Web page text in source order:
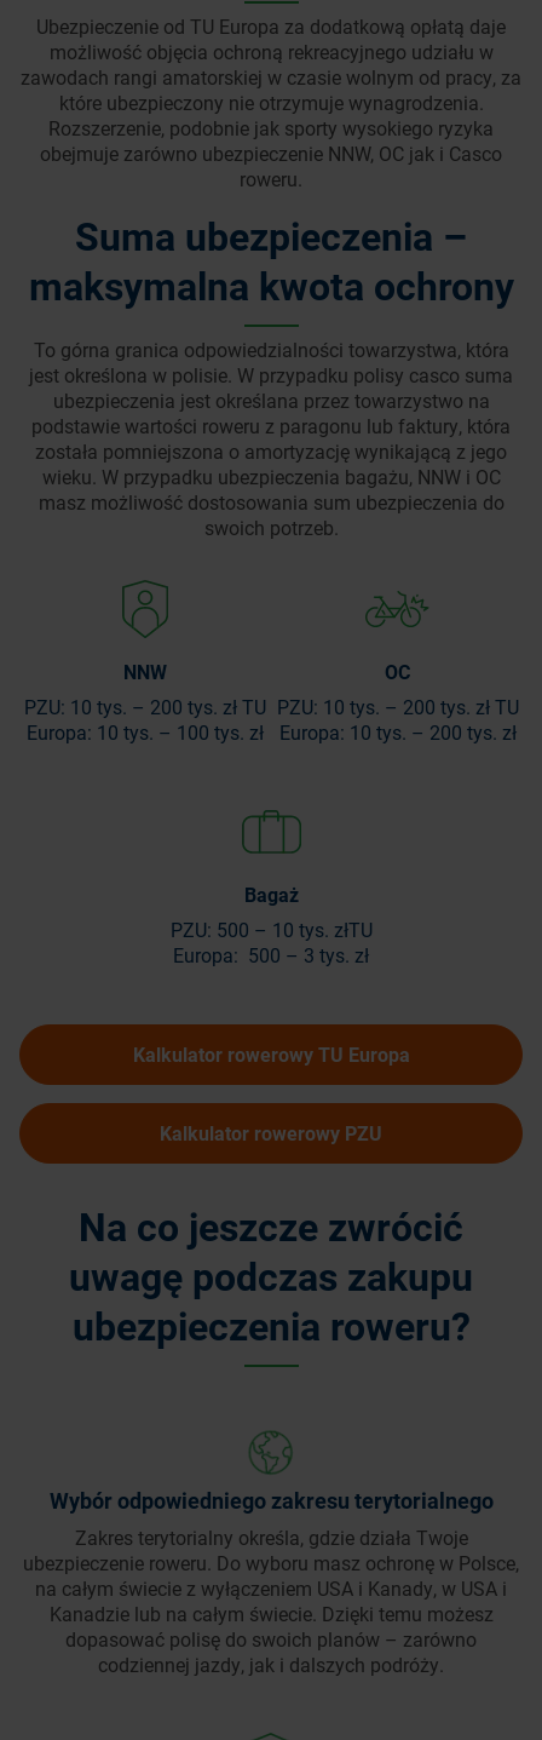
Ubezpieczenie od TU Europa za dodatkową opłatą daje
możliwość objęcia ochroną rekreacyjnego udziału w
zawodach rangi amatorskiej w czasie wolnym od pracy, za
które ubezpieczony nie otrzymuje wynagrodzenia.
Rozszerzenie, podobnie jak sporty wysokiego ryzyka
obejmuje zarówno ubezpieczenie NNW, OC jak i Casco
roweru.
Suma ubezpieczenia –
maksymalna kwota ochrony
To górna granica odpowiedzialności towarzystwa, która
jest określona w polisie. W przypadku polisy casco suma
ubezpieczenia jest określana przez towarzystwo na
podstawie wartości roweru z paragonu lub faktury, która
została pomniejszona o amortyzację wynikającą z jego
wieku. W przypadku ubezpieczenia bagażu, NNW i OC
masz możliwość dostosowania sum ubezpieczenia do
swoich potrzeb.
NNW
PZU: 10 tys. – 200 tys. złTU
Europa: 10 tys. – 100 tys. zł
OC
PZU: 10 tys. – 200 tys. złTU
Europa: 10 tys. – 200 tys. zł
Bagaż
PZU: 500 – 10 tys. złTU
Europa: 500 – 3 tys. zł
Kalkulator rowerowy TU Europa
Kalkulator rowerowy PZU
Na co jeszcze zwrócić
uwagę podczas zakupu
ubezpieczenia roweru?
Wybór odpowiedniego zakresu terytorialnego
Zakres terytorialny określa, gdzie działa Twoje
ubezpieczenie roweru. Do wyboru masz ochronę w Polsce,
na całym świecie z wyłączeniem USA i Kanady, w USA i
Kanadzie lub na całym świecie. Dzięki temu możesz
dopasować polisę do swoich planów – zarówno
codziennej jazdy, jak i dalszych podróży.